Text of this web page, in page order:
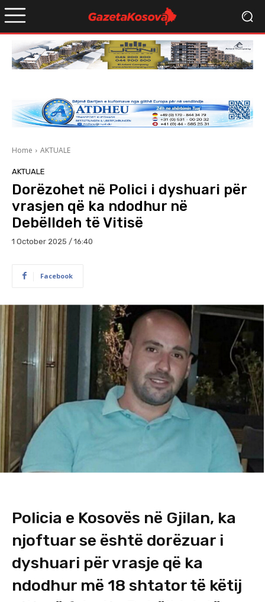
Home AKTUALE
AKTUALE
Dorëzohet në Polici i dyshuari për
vrasjen që ka ndodhur në
Debëlldeh të Vitisë
1 October 2025 / 16:40
Facebook
Policia e Kosovës në Gjilan, ka
njoftuar se është dorëzuar i
dyshuari për vrasje që ka
ndodhur më 18 shtator të këtij